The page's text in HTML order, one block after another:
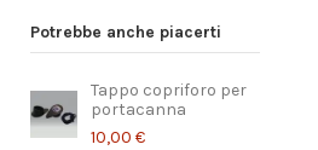
Potrebbe anche piacerti
Tappo copriforo per
portacanna
10,00 €